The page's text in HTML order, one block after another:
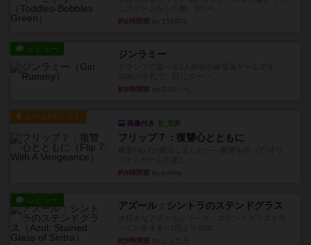
約6時間前
レビュー ジンラミー
約8時間前
ルール/インスト
画像付き 充実
フリップ７：復讐心とともに
約8時間前
レビュー アズール：シントラのステンドグラス
約9時間前